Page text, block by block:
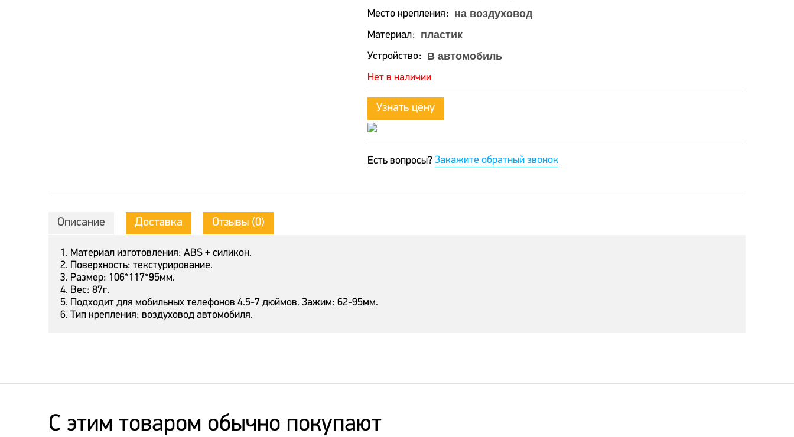
Место крепления на воздуховод
Материал пластик
Устройство В автомобиль
Нет в наличии
Узнать цену
Есть вопросы? Закажите обратный звонок
Описание Доставка Отзывы (0)
1. Материал изготовления: ABS + силикон.
2. Поверхность: текстурирование.
3. Размер: 106*117*95мм.
4. Вес: 87г.
5. Подходит для мобильных телефонов 4.5-7 дюймов. Зажим: 62-95мм.
6. Тип крепления: воздуховод автомобиля.
C этим товаром обычно покупают